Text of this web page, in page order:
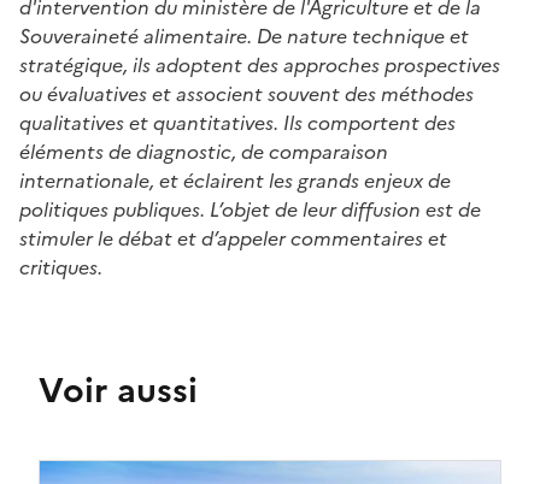
d'intervention du ministère de l'Agriculture et de la
Souveraineté alimentaire. De nature technique et
stratégique, ils adoptent des approches prospectives
ou évaluatives et associent souvent des méthodes
qualitatives et quantitatives. Ils comportent des
éléments de diagnostic, de comparaison
internationale, et éclairent les grands enjeux de
politiques publiques. L’objet de leur diffusion est de
stimuler le débat et d’appeler commentaires et
critiques.
Voir aussi